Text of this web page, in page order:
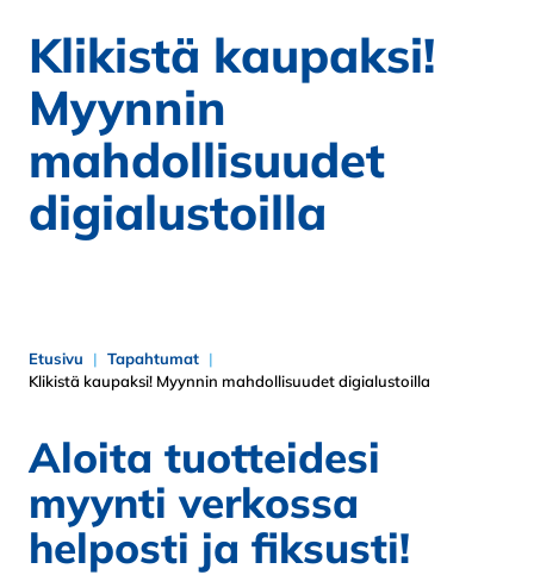
Klikistä kaupaksi!
Myynnin
mahdollisuudet
digialustoilla
Etusivu
Tapahtumat
Klikistä kaupaksi! Myynnin mahdollisuudet digialustoilla
Aloita tuotteidesi
myynti verkossa
helposti ja fiksusti!